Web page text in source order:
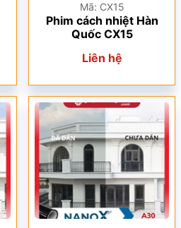
Mã: CX15
Phim cách nhiệt Hàn
Quốc CX15
Liên hệ